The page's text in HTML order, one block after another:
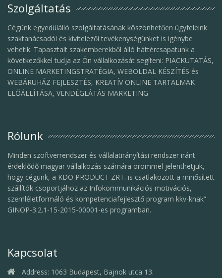
Szolgáltatás
Cégünk egyedülálló szolgáltatásának köszönhetően ügyfeleink
szaktanácsadói és kivitelezői tevékenységünket is igénybe
vehetik. Tapasztalt szakemberekből álló háttércsapatunk a
következőkkel tudja az Ön vállalkozását segíteni: PIACKUTATÁS,
ONLINE MARKETINGSTRATÉGIA, WEBOLDAL KÉSZÍTÉS és
WEBÁRUHÁZ FEJLESZTÉS, KREATÍV ONLINE TARTALMAK
ELŐÁLLÍTÁSA, VENDÉGLÁTÁS MARKETING
Rólunk
Minden szoftverrendszer és vállalatirányítási rendszer iránt
érdeklődő magyar vállalkozás számára örömmel jelenthetjük,
hogy cégünk, a KDO PRODUCT ZRT. is csatlakozott a minősített
szállítók csoportjához az Infokommunikációs motivációs,
szemléletformáló és kompetenciafejlesztő program kkv-knak”
GINOP-3.2.1-15-2015-00001-es programban.
Kapcsolat
Address: 1063 Budapest, Bajnok utca 13.